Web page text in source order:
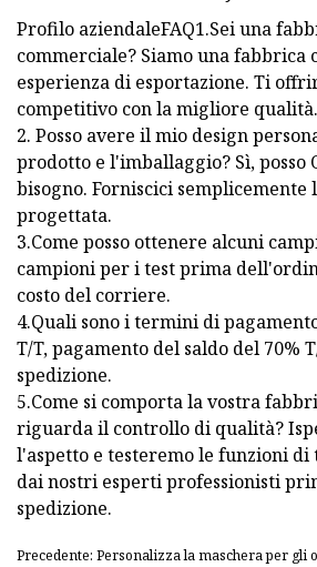
Profilo aziendaleFAQ1.Sei una
commerciale? Siamo una fabbrica
esperienza di esportazione. Ti
competitivo con la migliore qualità.
2. Posso avere il mio design
prodotto e l'imballaggio? Sì, posso
bisogno. Forniscici semplicemente
progettata.
3.Come posso ottenere alcuni
campioni per i test prima
costo del corriere.
4.Quali sono i termini di
T/T, pagamento del saldo del 70%
spedizione.
5.Come si comporta la vostra
riguarda il controllo di qualità?
l'aspetto e testeremo le funzioni
dai nostri esperti professionisti
spedizione.
Precedente: Personalizza la maschera per gli